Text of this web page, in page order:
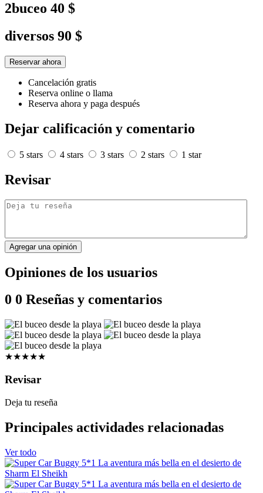
2buceo 40 $
diversos 90 $
Reservar ahora
Cancelación gratis
Reserva online o llama
Reserva ahora y paga después
Dejar calificación y comentario
5 stars 4 stars 3 stars 2 stars 1 star
Revisar
Agregar una opinión
Opiniones de los usuarios
0 0 Reseñas y comentarios
★★★★★
Revisar
Deja tu reseña
Principales actividades relacionadas
Ver todo